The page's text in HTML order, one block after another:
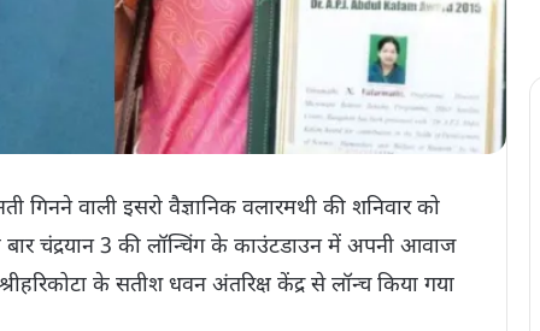
गिनने वाली इसरो वैज्ञानिक वलारमथी की शनिवार को
बार चंद्रयान 3 की लॉन्चिंग के काउंटडाउन में अपनी आवाज
के सतीश धवन अंतरिक्ष केंद्र से लॉन्च किया गया